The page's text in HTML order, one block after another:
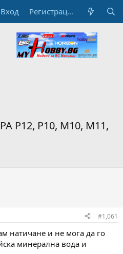
Вход Регистрация
P12, P10, M10, M11,
#1,061
натичане и не мога да го
минерална вода и